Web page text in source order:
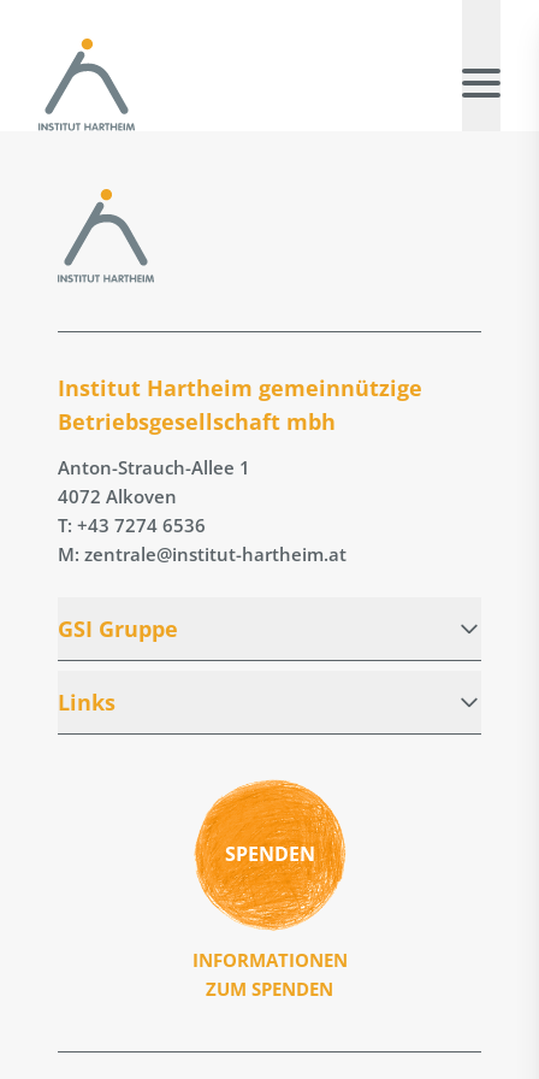
Institut Hartheim gemeinnützige
Betriebs­gesellschaft mbh
Anton-Strauch-Allee 1
4072 Alkoven
T: +43 7274 6536
M: zentrale@institut-hartheim.at
GSI Gruppe
Links
SPENDEN
INFORMATIONEN
ZUM SPENDEN